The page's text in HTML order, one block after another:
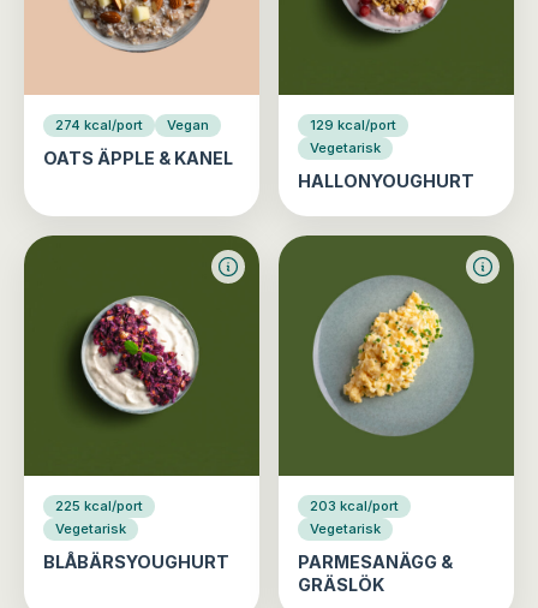
274 kcal/port Vegan
OATS ÄPPLE & KANEL
129 kcal/port
Vegetarisk
HALLONYOUGHURT
225 kcal/port
Vegetarisk
BLÅBÄRSYOUGHURT
203 kcal/port
Vegetarisk
PARMESANÄGG &
GRÄSLÖK